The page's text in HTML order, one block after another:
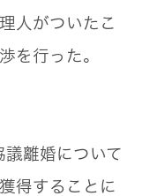
人がついたこ
を行った。
離婚について
得することに